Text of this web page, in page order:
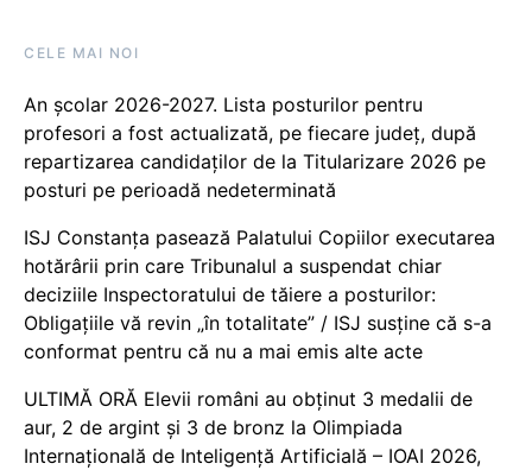
CELE MAI NOI
An școlar 2026-2027. Lista posturilor pentru
profesori a fost actualizată, pe fiecare județ, după
repartizarea candidaților de la Titularizare 2026 pe
posturi pe perioadă nedeterminată
ISJ Constanța pasează Palatului Copiilor executarea
hotărârii prin care Tribunalul a suspendat chiar
deciziile Inspectoratului de tăiere a posturilor:
Obligațiile vă revin „în totalitate” / ISJ susține că s-a
conformat pentru că nu a mai emis alte acte
ULTIMĂ ORĂ Elevii români au obținut 3 medalii de
aur, 2 de argint și 3 de bronz la Olimpiada
Internațională de Inteligență Artificială – IOAI 2026,